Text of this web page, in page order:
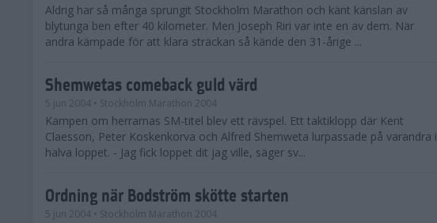
Aldrig har så många sprungit Stockholm Marathon och känt känslan av
blytunga ben efter 40 kilometer. Men Joseph Riri var inte en av dem. När
andra kämpade för att klara sträckan så kände den 31-årige ...
Shemwetas comeback guld värd
5 jun 2004 • Stockholm Marathon 2004
Kampen om herrarnas SM-titel blev ett rävspel. Ett taktiklopp där Kent
Claesson, Peter Koskenkorva och Alfred Shemweta lurpassade på varandra i
halva loppet. - Jag fick loppet dit jag ville, säger sv...
Ordning när Bodström skötte starten
5 jun 2004 • Stockholm Marathon 2004